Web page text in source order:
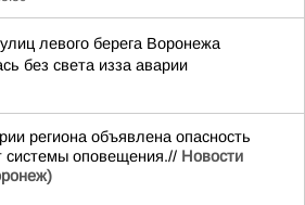
левого берега Воронежа
без света изза аварии
региона объявлена опасность
оповещения.// Новости